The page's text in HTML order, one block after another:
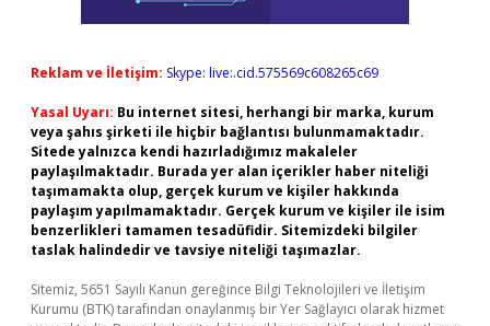
Reklam ve İletişim: Skype: live:.cid.575569c608265c69
Yasal Uyarı: Bu internet sitesi, herhangi bir marka, kurum
veya şahıs şirketi ile hiçbir bağlantısı bulunmamaktadır.
Sitede yalnızca kendi hazırladığımız makaleler
paylaşılmaktadır. Burada yer alan içerikler haber niteliği
taşımamakta olup, gerçek kurum ve kişiler hakkında
paylaşım yapılmamaktadır. Gerçek kurum ve kişiler ile isim
benzerlikleri tamamen tesadüfidir. Sitemizdeki bilgiler
taslak halindedir ve tavsiye niteliği taşımazlar.
Sitemiz, 5651 Sayılı Kanun gereğince Bilgi Teknolojileri ve İletişim
Kurumu (BTK) tarafından onaylanmış bir Yer Sağlayıcı olarak hizmet